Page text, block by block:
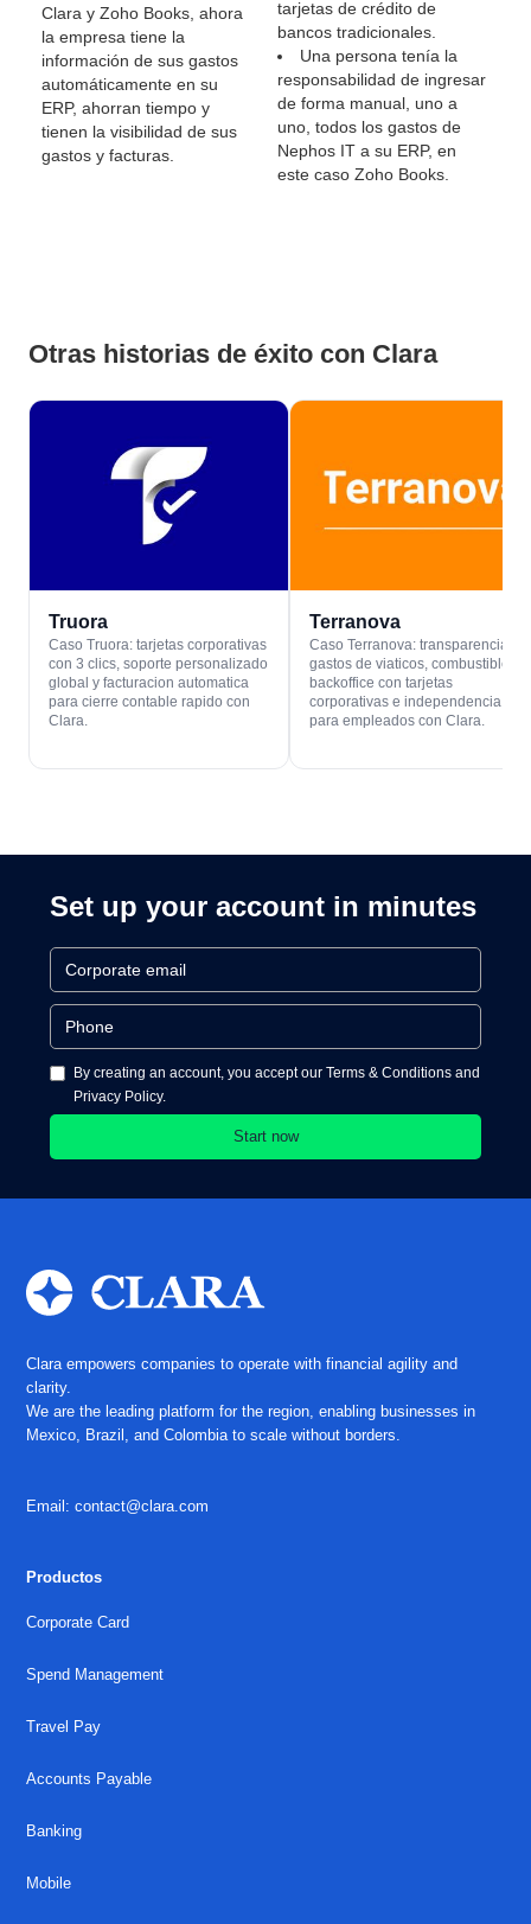
Clara y Zoho Books, ahora
la empresa tiene la
información de sus gastos
automáticamente en su
ERP, ahorran tiempo y
tienen la visibilidad de sus
gastos y facturas.
tarjetas de crédito de
bancos tradicionales.
Una persona tenía la
responsabilidad de ingresar
de forma manual, uno a
uno, todos los gastos de
Nephos IT a su ERP, en
este caso Zoho Books.
Otras historias de éxito con Clara
Truora
Caso Truora: tarjetas corporativas
con 3 clics, soporte personalizado
global y facturacion automatica
para cierre contable rapido con
Clara.
Terranova
Caso Terranova: transparencia en
gastos de viaticos, combustible y
backoffice con tarjetas
corporativas e independencia
para empleados con Clara.
Set up your account in minutes
By creating an account, you accept our Terms & Conditions and
Privacy Policy.
Clara empowers companies to operate with financial agility and
clarity.
We are the leading platform for the region, enabling businesses in
Mexico, Brazil, and Colombia to scale without borders.
Email: contact@clara.com
Productos
Corporate Card
Spend Management
Travel Pay
Accounts Payable
Banking
Mobile